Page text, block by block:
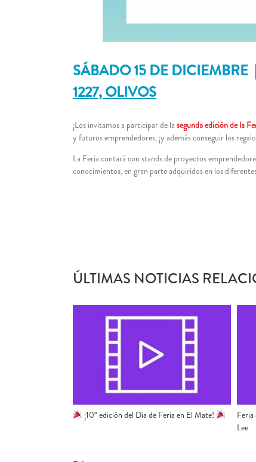
SÁBADO 15 DE DICIEMBRE
1227, OLIVOS
¡Los invitamos a participar de la segunda edición de la
y futuros emprendedores, ¡y además conseguir los
La Feria contará con stands de proyectos
conocimientos, en gran parte adquiridos en los
ÚLTIMAS NOTICIAS
¡10° edición del Día de Feria en El Mate!
Lee